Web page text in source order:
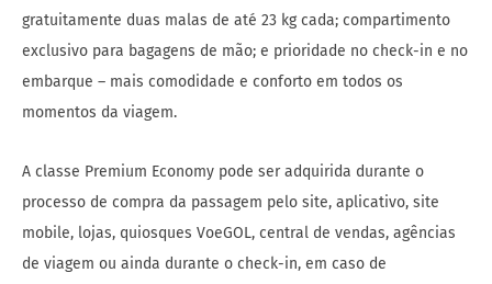
gratuitamente duas malas de até 23 kg cada; compartimento
exclusivo para bagagens de mão; e prioridade no check-in e no
embarque – mais comodidade e conforto em todos os
momentos da viagem.
A classe Premium Economy pode ser adquirida durante o
processo de compra da passagem pelo site, aplicativo, site
mobile, lojas, quiosques VoeGOL, central de vendas, agências
de viagem ou ainda durante o check-in, em caso de